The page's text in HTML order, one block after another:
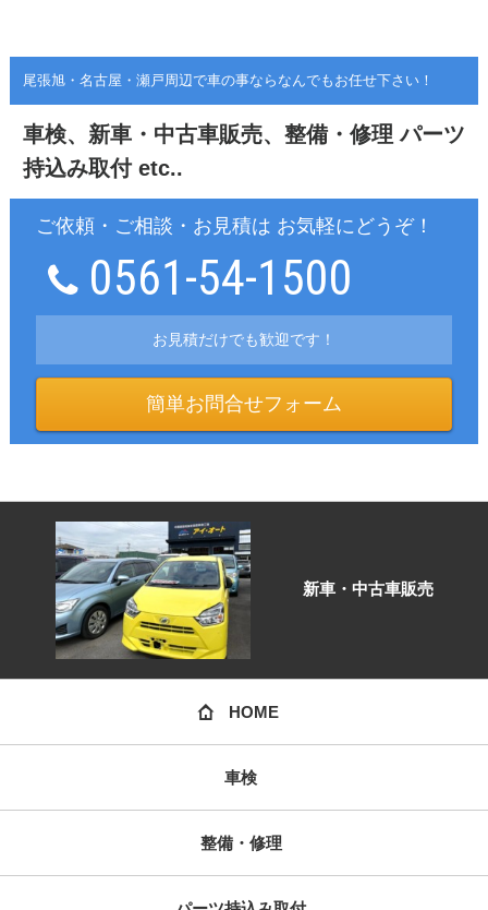
尾張旭・名古屋・瀬戸周辺で車の事ならなんでもお任せ下さい！
車検、新車・中古車販売、整備・修理 パーツ
持込み取付 etc..
ご依頼・ご相談・お見積は お気軽にどうぞ！
0561-54-1500
お見積だけでも歓迎です！
簡単お問合せフォーム
新車・中古車販売
HOME
車検
整備・修理